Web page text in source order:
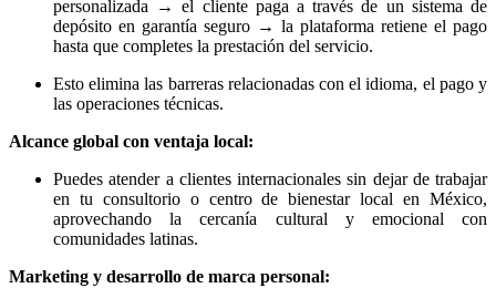
personalizada → el cliente paga a través de un sistema de
depósito en garantía seguro → la plataforma retiene el pago
hasta que completes la prestación del servicio.
Esto elimina las barreras relacionadas con el idioma, el pago y
las operaciones técnicas.
Alcance global con ventaja local:
Puedes atender a clientes internacionales sin dejar de trabajar
en tu consultorio o centro de bienestar local en México,
aprovechando la cercanía cultural y emocional con
comunidades latinas.
Marketing y desarrollo de marca personal: